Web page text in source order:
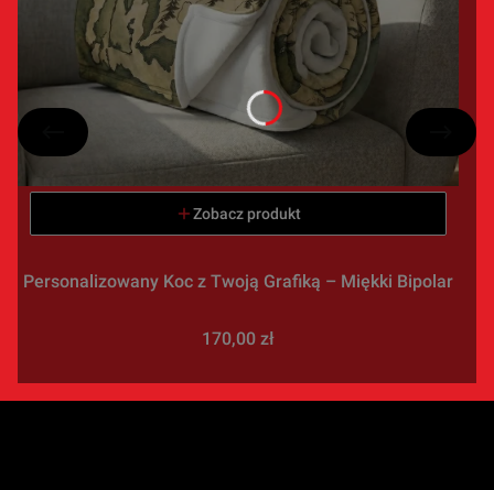
Zobacz produkt
Personalizowany Koc z Twoją Grafiką – Miękki Bipolar
Cena
170,00 zł